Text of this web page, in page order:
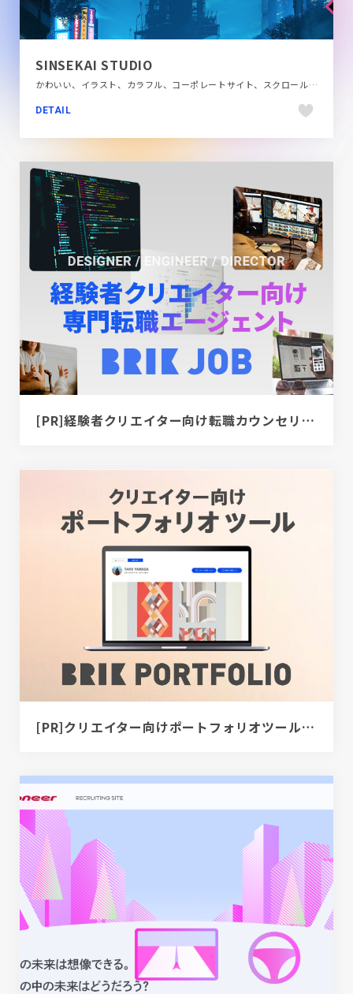
SINSEKAI STUDIO
かわいい、イラスト、カラフル、コーポレートサイト、スクロールエフェクト、スタイリッシュ、タイポグラフィー、テレビ・アニメ・映画・芸能、デザイン・アート・音楽・文芸、ブラック系 、ポップ、モーション多め、大きめ写真
DETAIL
[PR]経験者クリエイター向け転職カウンセリング｜デザイナー / ディレクター / エンジニア
[PR]クリエイター向けポートフォリオツール｜BRIK PORTFOLIO